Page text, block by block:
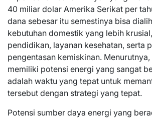
40 miliar dolar Amerika Serikat per
dana sebesar itu semestinya bisa
kebutuhan domestik yang lebih
pendidikan, layanan kesehatan, serta
pengentasan kemiskinan.
memiliki potensi energi yang sangat
adalah waktu yang tepat untuk
tersebut dengan strategi yang tepat.
Potensi sumber daya energi yang